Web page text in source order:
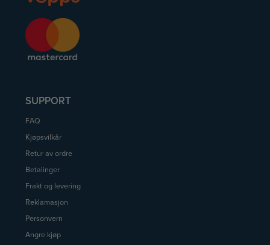
SUPPORT
FAQ
Kjøpsvilkår
Retur av ordre
Betalinger
Frakt og levering
Reklamasjon
Personvern
Angre kjøp